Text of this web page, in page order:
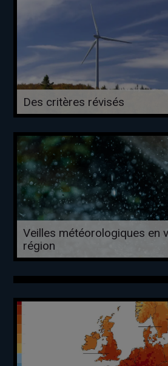
Des critères révisés
Veilles météorologiques en
région